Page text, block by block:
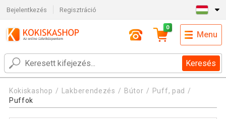
Bejelentkezés Regisztráció
Keresés
0
Menu
Kokiskashop Lakberendezés Bútor
Puff, pad
Puffok